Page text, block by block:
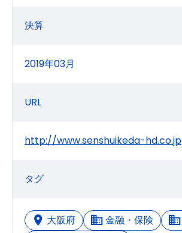
決算
2019年03月
URL
http://www.senshuikeda-hd.co.jp
タグ
大阪府 金融・保険